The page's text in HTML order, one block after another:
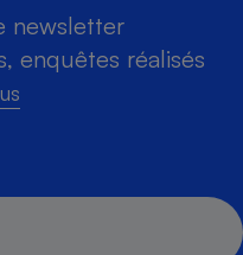
newsletter
enquêtes réalisés